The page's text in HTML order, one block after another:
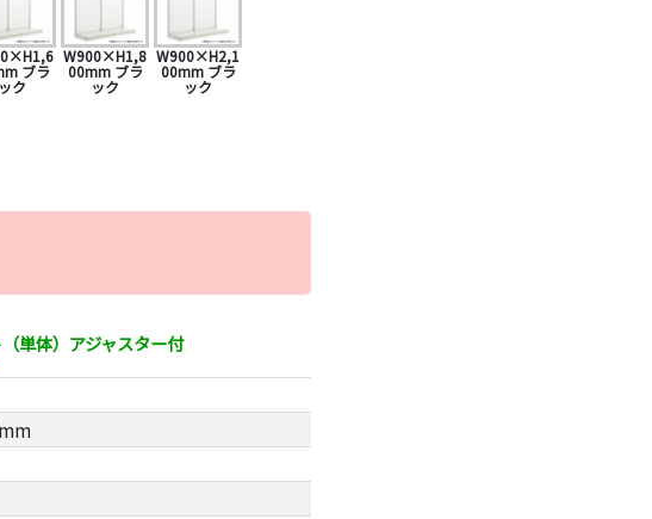
ブラ
ック
W900×H1,8
00mm ブラ
ック
W900×H2,1
00mm ブラ
ック
単体）アジャスター付